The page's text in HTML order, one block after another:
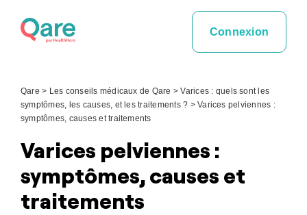
Connexion
Qare > Les conseils médicaux de Qare >Varices : quels sont les
symptômes, les causes, et les traitements ? >Varices pelviennes :
symptômes, causes et traitements
Varices pelviennes :
symptômes, causes et
traitements